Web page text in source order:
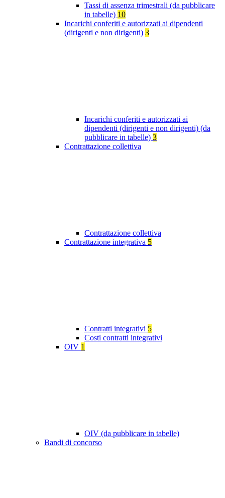
Tassi di assenza trimestrali (da pubblicare
in tabelle) 10
Incarichi conferiti e autorizzati ai dipendenti
(dirigenti e non dirigenti) 3
Incarichi conferiti e autorizzati ai
dipendenti (dirigenti e non dirigenti) (da
pubblicare in tabelle) 3
Contrattazione collettiva
Contrattazione collettiva
Contrattazione integrativa 5
Contratti integrativi 5
Costi contratti integrativi
OIV 1
OIV (da pubblicare in tabelle)
Bandi di concorso